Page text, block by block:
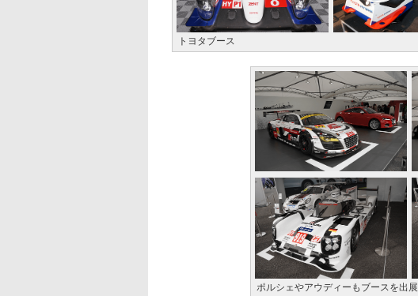
トヨタブース
ポルシェやアウディーもブースを出展